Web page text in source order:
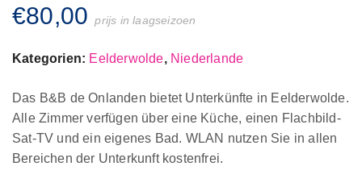
€80,00 prijs in laagseizoen
Kategorien: Eelderwolde, Niederlande
Das B&B de Onlanden bietet Unterkünfte in Eelderwolde.
Alle Zimmer verfügen über eine Küche, einen Flachbild-
Sat-TV und ein eigenes Bad. WLAN nutzen Sie in allen
Bereichen der Unterkunft kostenfrei.